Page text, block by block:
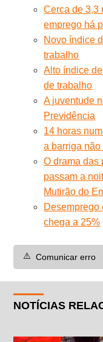
Cerca de 3,3
emprego há
Novo índice
trabalho
Alto índice
de trabalho
A juventude
Previdência
14 horas
a barriga não
O drama das
passam a
Mutirão do
Desemprego
chega a 25%
⚠️ Comunicar erro
NOTÍCIAS